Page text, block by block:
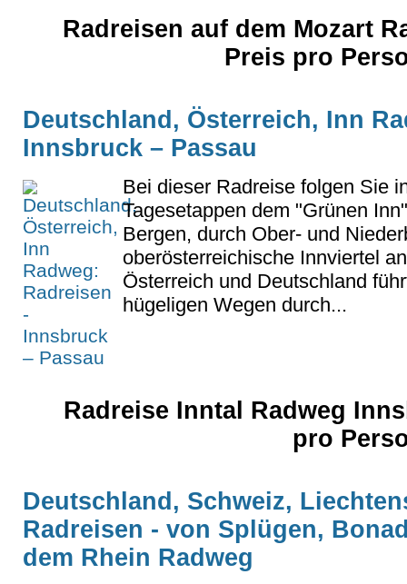
Radreisen auf dem Mozart
Preis pro
Deutschland, Österreich, Inn
Innsbruck – Passau
Bei dieser Radreise folgen Sie
Tagesetappen dem "Grünen
Bergen, durch Ober- und
oberösterreichische Innviertel
Österreich und Deutschland
hügeligen Wegen durch...
Radreise Inntal Radweg
pro
Deutschland, Schweiz,
Radreisen - von Splügen,
dem Rhein Radweg